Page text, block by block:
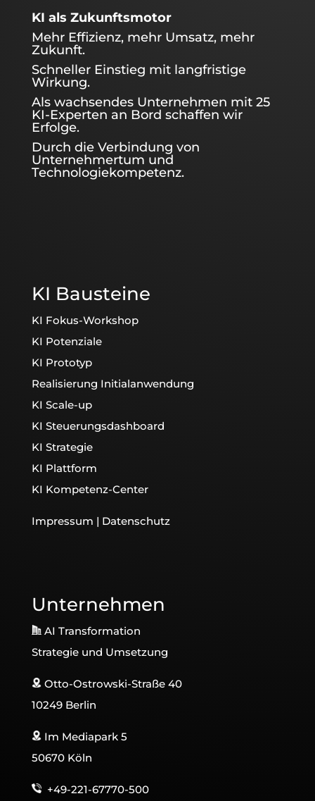
KI als Zukunftsmotor
Mehr Effizienz, mehr Umsatz, mehr
Zukunft.
Schneller Einstieg mit langfristige
Wirkung.
Als wachsendes Unternehmen mit 25
KI-Experten an Bord schaffen wir
Erfolge.
Durch die Verbindung von
Unternehmertum und
Technologiekompetenz.
KI Bausteine
KI Fokus-Workshop
KI Potenziale
KI Prototyp
Realisierung Initialanwendung
KI Scale-up
KI Steuerungsdashboard
KI Strategie
KI Plattform
KI Kompetenz-Center
Impressum | Datenschutz
Unternehmen
AI Transformation
Strategie und Umsetzung
Otto-Ostrowski-Straße 40
10249 Berlin
Im Mediapark 5
50670 Köln
+49-221-67770-500